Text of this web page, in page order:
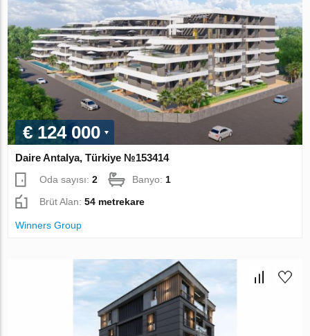
€ 124 000
Daire Antalya, Türkiye №153414
Oda sayısı:2 Banyo: 1
Brüt Alan:54 metrekare
Winners Group